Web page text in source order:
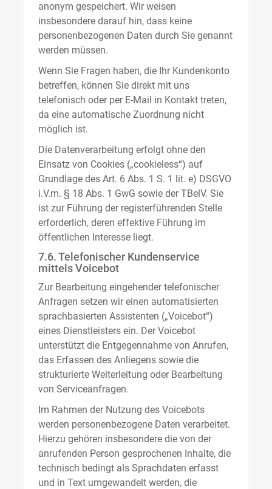
anonym gespeichert. Wir weisen
insbesondere darauf hin, dass keine
personenbezogenen Daten durch Sie genannt
werden müssen.
Wenn Sie Fragen haben, die Ihr Kundenkonto
betreffen, können Sie direkt mit uns
telefonisch oder per E-Mail in Kontakt treten,
da eine automatische Zuordnung nicht
möglich ist.
Die Datenverarbeitung erfolgt ohne den
Einsatz von Cookies („cookieless“) auf
Grundlage des Art. 6 Abs. 1 S. 1 lit. e) DSGVO
i.V.m. § 18 Abs. 1 GwG sowie der TBelV. Sie
ist zur Führung der registerführenden Stelle
erforderlich, deren effektive Führung im
öffentlichen Interesse liegt.
7.6. Telefonischer Kundenservice
mittels Voicebot
Zur Bearbeitung eingehender telefonischer
Anfragen setzen wir einen automatisierten
sprachbasierten Assistenten („Voicebot“)
eines Dienstleisters ein. Der Voicebot
unterstützt die Entgegennahme von Anrufen,
das Erfassen des Anliegens sowie die
strukturierte Weiterleitung oder Bearbeitung
von Serviceanfragen.
Im Rahmen der Nutzung des Voicebots
werden personenbezogene Daten verarbeitet.
Hierzu gehören insbesondere die von der
anrufenden Person gesprochenen Inhalte, die
technisch bedingt als Sprachdaten erfasst
und in Text umgewandelt werden, die